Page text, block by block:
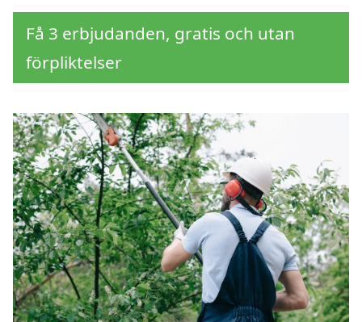
Få 3 erbjudanden, gratis och utan
förpliktelser